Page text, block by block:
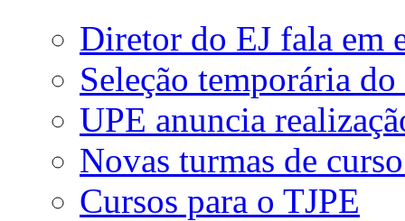
Diretor do EJ fala em
Seleção temporária
UPE anuncia
Novas turmas de
Cursos para o TJPE